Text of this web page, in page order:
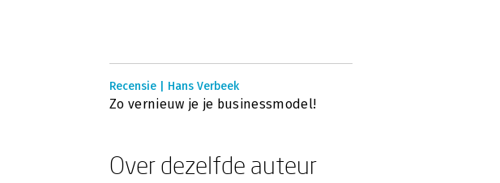
Recensie | Hans Verbeek
Zo vernieuw je je businessmodel!
Over dezelfde auteur